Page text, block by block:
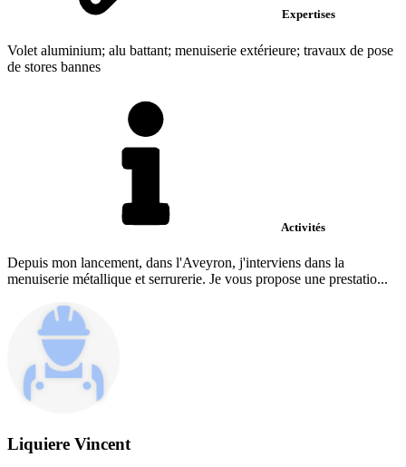
Expertises
Volet aluminium; alu battant; menuiserie extérieure; travaux de pose
de stores bannes
Activités
Depuis mon lancement, dans l'Aveyron, j'interviens dans la
menuiserie métallique et serrurerie. Je vous propose une prestatio...
Liquiere Vincent